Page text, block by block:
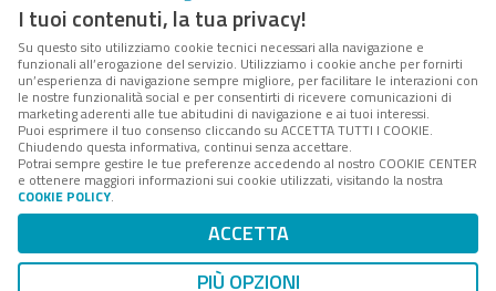
Forumpa.itè una pubblicazione telematica iscritta
presso Registro della stampa del Tribunale di Roma -
Reg. n. 182 del 2 maggio 2008 - Direttore resp. Michela
Stentella
FPA s.r.l. è società soggetta a Direzione e
Coordinamento da parte di Digital360 S.p.A. - FPA s.r.l.
è un'azienda certificata per il sistema di management
Codice Fiscale/Partita IVA n. 10693191008 - R.E.A. Roma
n. 1249791. ISP AWS
Mappa del sito
I tuoi contenuti, la tua privacy!
Su questo sito utilizziamo cookie tecnici necessari alla navigazione e
funzionali all’erogazione del servizio. Utilizziamo i cookie anche per fornirti
un’esperienza di navigazione sempre migliore, per facilitare le interazioni con
le nostre funzionalità social e per consentirti di ricevere comunicazioni di
marketing aderenti alle tue abitudini di navigazione e ai tuoi interessi.
Puoi esprimere il tuo consenso cliccando su ACCETTA TUTTI I COOKIE.
Chiudendo questa informativa, continui senza accettare.
Potrai sempre gestire le tue preferenze accedendo al nostro COOKIE CENTER
e ottenere maggiori informazioni sui cookie utilizzati, visitando la nostra
COOKIE POLICY.
ACCETTA
PIÙ OPZIONI